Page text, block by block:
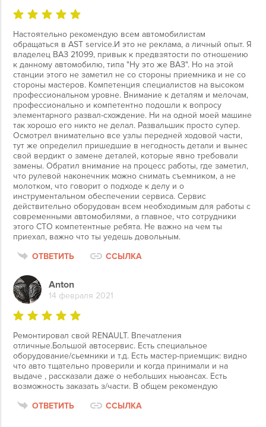
Настоятельно рекомендую всем автомобилистам
обращаться в AST service.И это не реклама, а личный опыт. Я
владелец ВАЗ 21099, привык к предвзятости по отношению
к данному автомобилю, типа "Ну это же ВАЗ". Но на этой
станции этого не заметил не со стороны приемника и не со
стороны мастеров. Компетенция специалистов на высоком
профессиональном уровне. Внимание к деталям и мелочам,
профессионально и компетентно подошли к вопросу
элементарного развал-схождение. Ни на одной моей машине
так хорошо его никто не делал. Развальшик просто супер.
Осмотрел внимательно все узлы передней ходовой части,
тут же определил пришедшие в негодность детали и вынес
свой вердикт о замене деталей, которые явно требовали
замены. Обратил внимание на процесс работы, где заметил,
что рулевой наконечник можно снимать съемником, а не
молотком, что говорит о подходе к делу и о
инструментальном обеспечении сервиса. Сервис
действительно оборудован всем необходимым для работы с
современными автомобилями, а главное, что сотрудники
этого СТО компетентные ребята. Не важно на чем ты
приехал, важно что ты уедешь довольным.
ОТВЕТИТЬ
ССЫЛКА
Anton
14 февраля 2021
Ремонтировал свой RENAULT. Впечатления
отличные.Большой автосервис. Есть специальное
оборудование/сьемники и т.д. Есть мастер-приемщик: видно
что авто тщательно проверили и когда принимали и на
выдаче , рассказали даже о небольших ньюансах. Есть
возможность заказать з/части. В общем рекомендую
ОТВЕТИТЬ
ССЫЛКА